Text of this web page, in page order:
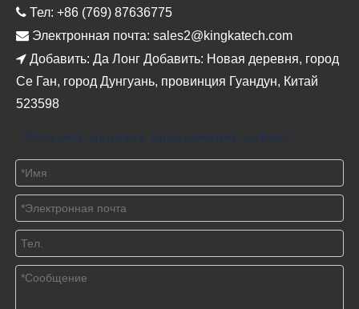
 Тел: +86 (769) 87636775
 Электронная почта: sales2@kingkatech.com
 Добавить: Да Лонг Добавить: Новая деревня, город
Се Ган, город Дунгуань, провинция Гуандун, Китай
523598
Получите ценовое предложение сейчас